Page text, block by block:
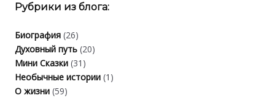
Рубрики из блога:
Биография (26)
Духовный путь (20)
Мини Сказки (31)
Необычные истории (1)
О жизни (59)